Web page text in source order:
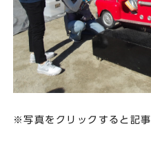
※写真をクリックすると記